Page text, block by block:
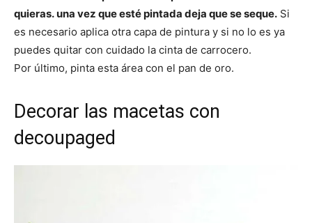
quieras. una vez que esté pintada deja que se seque. Si
es necesario aplica otra capa de pintura y si no lo es ya
puedes quitar con cuidado la cinta de carrocero.
Por último, pinta esta área con el pan de oro.
Decorar las macetas con
decoupaged